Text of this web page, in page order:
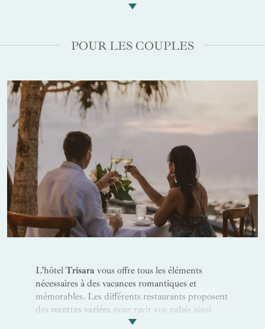
est particulièrement adapté pour
et spacieux ainsi qu'une palette d’activités variée.
famille.
POUR LES COUPLES
L’hôtel Trisara vous offre tous les éléments
nécessaires à des vacances romantiques et
mémorables. Les différents restaurants proposent
des recettes variées pour ravir vos palais ainsi
vue sur les réserves naturelles